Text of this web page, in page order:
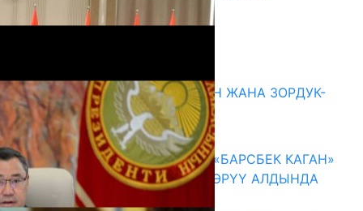
Комментарийлер
ГЕНДЕРДИК БАСМЫРЛООДОН ЖАНА ЗОРДУК-
ЗОМБУЛУКТАН КОРГОО
07.08.2026
КЫРГЫЗ ТАРЫХЫ ТАСМАДА: «БАРСБЕК КАГАН»
КӨРКӨМ ТАСМАСЫ ЖАРЫК КӨРҮҮ АЛДЫНДА
07.08.2026